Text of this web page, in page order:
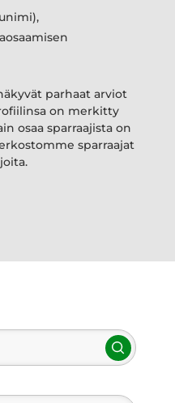
parhaat arviot
on merkitty
osaa sparraajista on
sparraajat
Hae